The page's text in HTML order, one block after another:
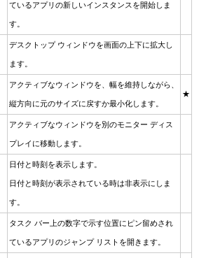
ているアプリの新しいインスタンスを開始しま
す。
デスクトップ ウィンドウを画面の上下に拡大し
ます。
アクティブなウィンドウを、幅を維持しながら、
縦方向に元のサイズに戻すか最小化します。
★
アクティブなウィンドウを別のモニター ディス
プレイに移動します。
日付と時刻を表示します。
日付と時刻が表示されている時は非表示にしま
す。
タスク バー上の数字で示す位置にピン留めされ
ているアプリのジャンプ リストを開きます。